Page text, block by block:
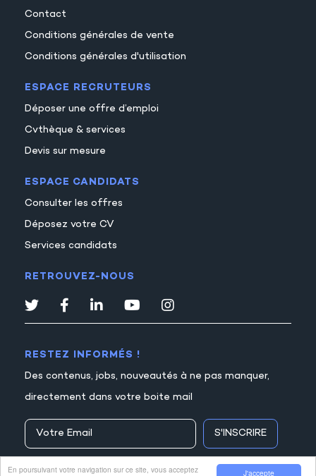
J'accepte
En poursuivant votre navigation sur ce site, vous acceptez
Contact
Conditions générales de vente
Conditions générales d'utilisation
ESPACE RECRUTEURS
Déposer une offre d’emploi
Cvthèque & services
Devis sur mesure
ESPACE CANDIDATS
Consulter les offres
Déposez votre CV
Services candidats
RETROUVEZ-NOUS
RESTEZ INFORMÉS !
Des contenus, jobs, nouveautés à ne pas manquer,
directement dans votre boite mail
S'INSCRIRE